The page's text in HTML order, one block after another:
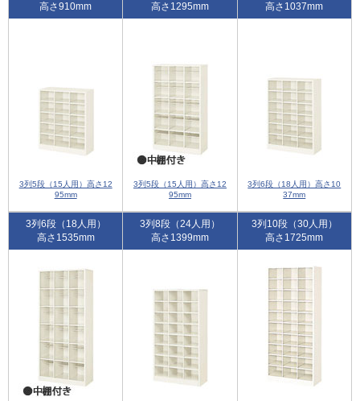
高さ910mm
3列5段（15人用）高さ12
95mm
高さ1295mm
3列5段（15人用）高さ12
95mm
高さ1037mm
3列6段（18人用）高さ10
37mm
3列6段（18人用）
高さ1535mm
3列8段（24人用）
高さ1399mm
3列10段（30人用）
高さ1725mm